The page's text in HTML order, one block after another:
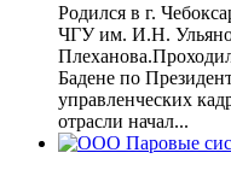
Родился в г.
ЧГУ им. И.Н.
Бадене по
управленческих
отрасли начал...